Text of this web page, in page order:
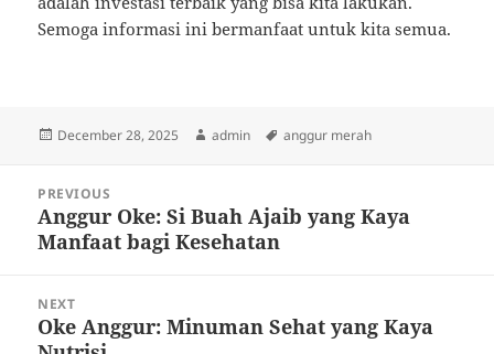
Semoga informasi ini bermanfaat untuk kita semua.
Posted
December 28, 2025 Author
admin Tags
anggur merah
navigation
PREVIOUS
Previous
post:
Anggur Oke: Si Buah Ajaib yang Kaya
Manfaat bagi Kesehatan
NEXT
Next
Oke Anggur: Minuman Sehat yang Kaya